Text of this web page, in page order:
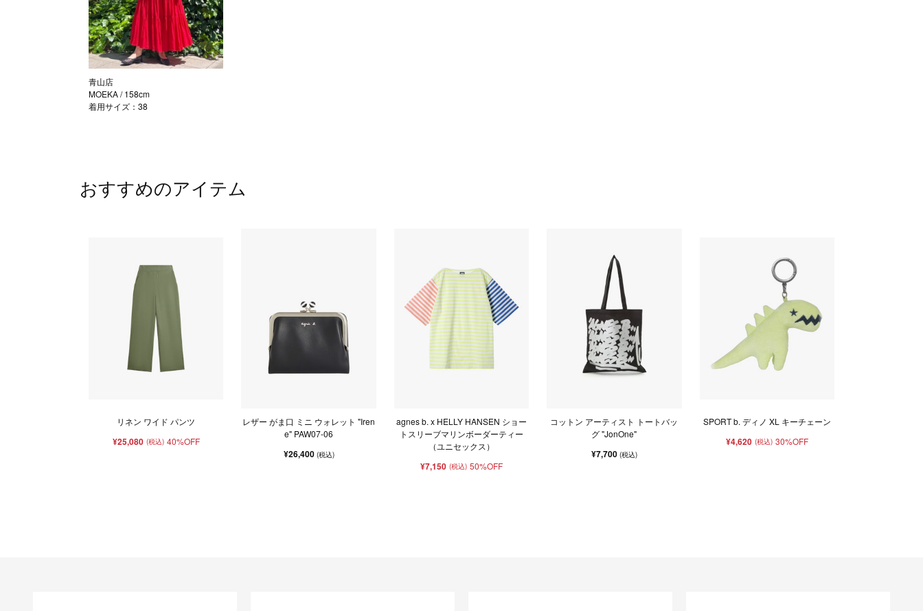
青山店
MOEKA/ 158cm
着用サイズ：38
おすすめのアイテム
リネン ワイド パンツ
¥25,080 (税込) 40%OFF
レザー がま口 ミニ ウォレット "Iren
e" PAW07-06
¥26,400 (税込)
agnes b. x HELLY HANSEN ショー
トスリーブマリンボーダーティー
（ユニセックス）
¥7,150 (税込) 50%OFF
コットン アーティスト トートバッ
グ "JonOne"
¥7,700 (税込)
SPORT b. ディノ XL キーチェーン
¥4,620 (税込) 30%OFF